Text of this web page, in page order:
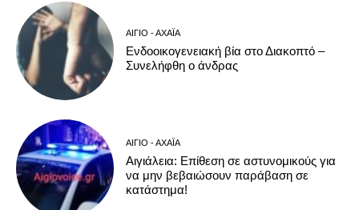
ΑΊΓΙΟ - ΑΧΑΪ́Α
Ενδοοικογενειακή βία στο Διακοπτό –
Συνελήφθη ο άνδρας
ΑΊΓΙΟ - ΑΧΑΪ́Α
Αιγιάλεια: Επίθεση σε αστυνομικούς για
να μην βεβαιώσουν παράβαση σε
κατάστημα!